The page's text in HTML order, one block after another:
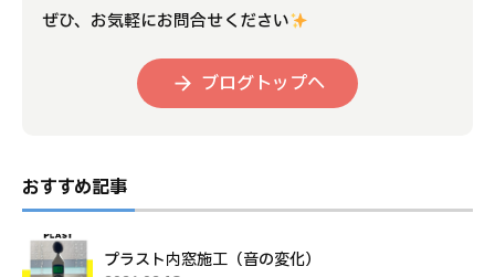
ぜひ、お気軽にお問合せください
ブログトップへ
おすすめ記事
プラスト内窓施工（音の変化）